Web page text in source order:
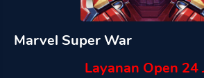
Marvel Super War
Layanan Open 24